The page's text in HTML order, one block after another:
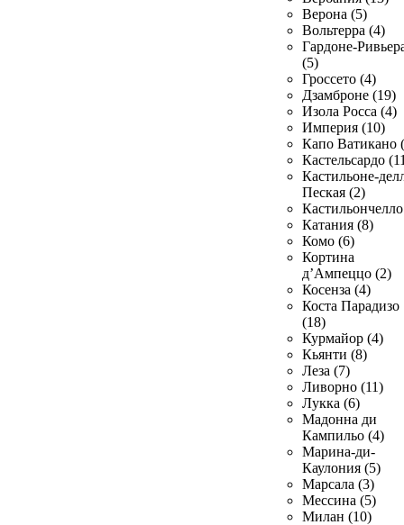
Верона (5)
Вольтерра (4)
Гардоне-
(5)
Гроссето (4)
Дзамброне (19)
Изола Росса (4)
Империя (10)
Капо Ватикано
Кастельсардо
Кастильоне-
Пеская (2)
Катания (8)
Комо (6)
Кортина
д’Ампеццо (2)
Косенза (4)
Коста Парадизо
(18)
Курмайор (4)
Кьянти (8)
Леза (7)
Ливорно (11)
Лукка (6)
Мадонна ди
Кампильо (4)
Марина-ди-
Каулония (5)
Марсала (3)
Мессина (5)
Милан (10)